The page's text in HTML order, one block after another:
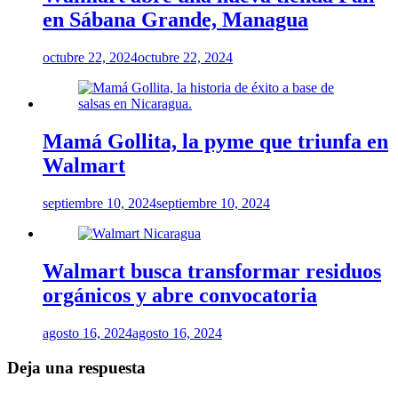
en Sábana Grande, Managua
octubre 22, 2024octubre 22, 2024
Mamá Gollita, la pyme que triunfa en
Walmart
septiembre 10, 2024septiembre 10, 2024
Walmart busca transformar residuos
orgánicos y abre convocatoria
agosto 16, 2024agosto 16, 2024
Deja una respuesta